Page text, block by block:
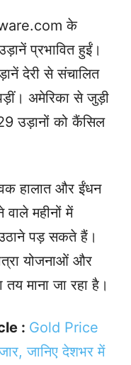
के
प्रभावित हुईं।
देरी से संचालित
अमेरिका से जुड़ी
उड़ानों को कैंसिल
हालात और ईंधन
महीनों में
पड़ सकते हैं।
योजनाओं और
तय माना जा रहा है।
: Gold Price
जानिए देशभर में